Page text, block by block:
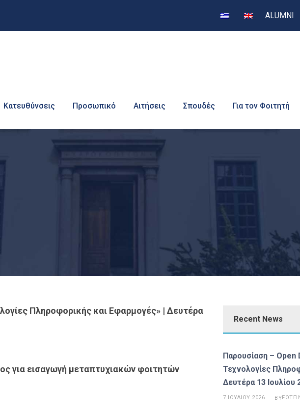
ALUMNI
Κατευθύνσεις Προσωπικό Αιτήσεις Σπουδές Για τον Φοιτητή
Πληροφορικής και Εφαρμογές» | Δευτέρα
για εισαγωγή μεταπτυχιακών φοιτητών
Recent News
Παρουσίαση –
Τεχνολογίες
Δευτέρα 13 Ιουλίου
7 ΙΟΥΛΊΟΥ 2026 BY